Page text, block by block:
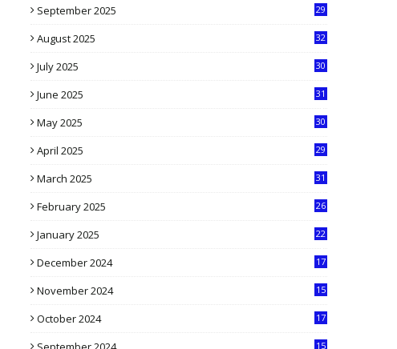
September 2025
29
August 2025
32
July 2025
30
June 2025
31
May 2025
30
April 2025
29
March 2025
31
February 2025
26
January 2025
22
December 2024
17
November 2024
15
October 2024
17
15